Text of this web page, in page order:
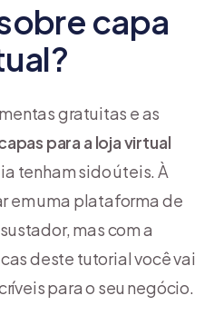
capa
gratuitas e as
para a loja virtual
tenham sido úteis. À
em uma plataforma de
mas com a
deste tutorial você vai
para o seu negócio.